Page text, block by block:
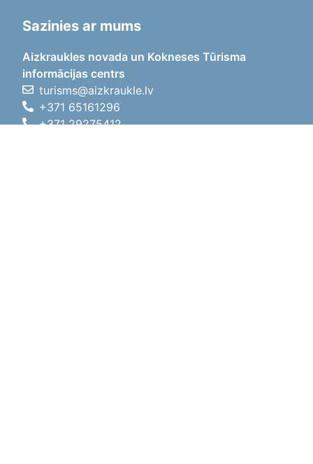
Sazinies ar mums
Aizkraukles novada un Kokneses Tūrisma
informācijas centrs
turisms@aizkraukle.lv
+371 65161296
+371 29275412